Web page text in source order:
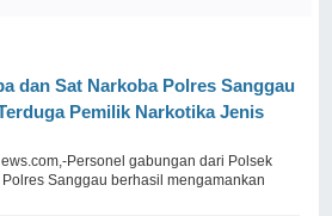
dan Sat Narkoba Polres Sanggau
Pemilik Narkotika Jenis
Personel gabungan dari Polsek
Sanggau berhasil mengamankan